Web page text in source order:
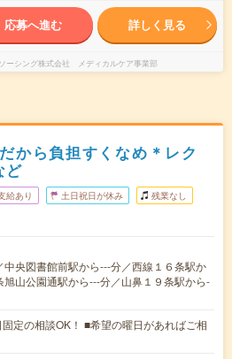
応募へ進む 詳しく見る
ーシング株式会社 メディカルケア事業部
から負担すくなめ＊レク
ど
給あり 土日祝日が休み 残業なし
中央図書館前駅から---分／西線１６条駅か
旭山公園通駅から---分／山鼻１９条駅から-
定の相談OK！ ■希望の曜日があればご相